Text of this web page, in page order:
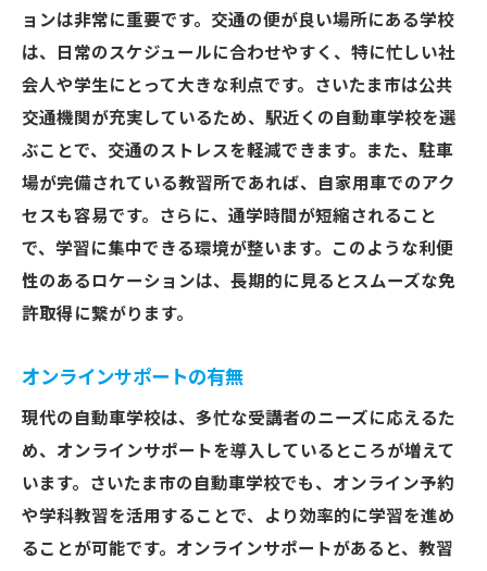
ク
初心者に優しいさいたま市の自動車学校カリキ
ュラムの秘密
段階的な学習プログラム
安心の個別フォロー制度
コミュニケーションを重視した指導法
参加型の講義と実習
卒業後のフォローアップサービス
デビュー
実践重視のカリキュラム
初心者のための緊張緩和法
実際の運転状況を想定した練習
運転に必要なメンタルスキル
リアルタイムフィードバックの効果
ョンは非常に重要です。交通の便が良い場所にある学校
は、日常のスケジュールに合わせやすく、特に忙しい社
会人や学生にとって大きな利点です。さいたま市は公共
交通機関が充実しているため、駅近くの自動車学校を選
ぶことで、交通のストレスを軽減できます。また、駐車
場が完備されている教習所であれば、自家用車でのアク
セスも容易です。さらに、通学時間が短縮されること
で、学習に集中できる環境が整います。このような利便
性のあるロケーションは、長期的に見るとスムーズな免
許取得に繋がります。
オンラインサポートの有無
現代の自動車学校は、多忙な受講者のニーズに応えるた
め、オンラインサポートを導入しているところが増えて
います。さいたま市の自動車学校でも、オンライン予約
や学科教習を活用することで、より効率的に学習を進め
ることが可能です。オンラインサポートがあると、教習